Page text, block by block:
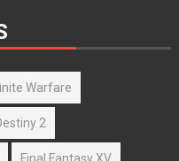
Warfare
2
Final Fantasy XV